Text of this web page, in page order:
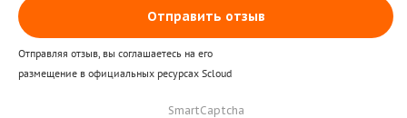
Отправить отзыв
Отправляя отзыв, вы соглашаетесь на его
размещение в официальных ресурсах Scloud
SmartCaptcha